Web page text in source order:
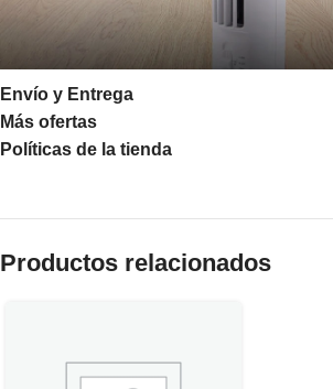
Envío y Entrega
Más ofertas
Políticas de la tienda
Productos relacionados